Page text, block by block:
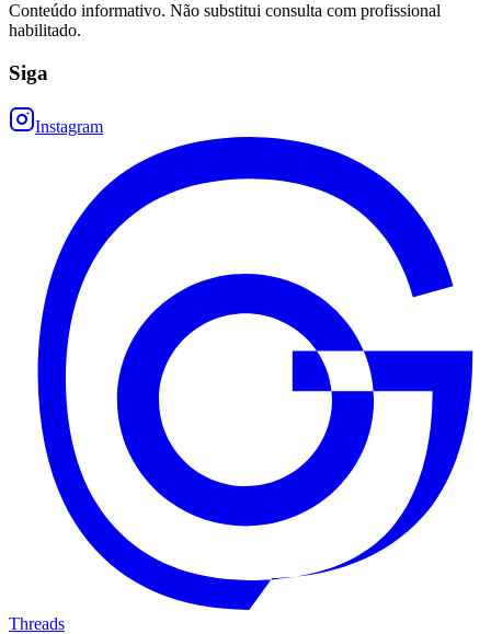
Conteúdo informativo. Não substitui consulta com profissional
habilitado.
Siga
Instagram
Threads